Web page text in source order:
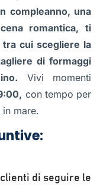
compleanno, una
romantica,
ti
cui scegliere la
di formaggi
Vivi momenti
con tempo per
mare.
di seguire le